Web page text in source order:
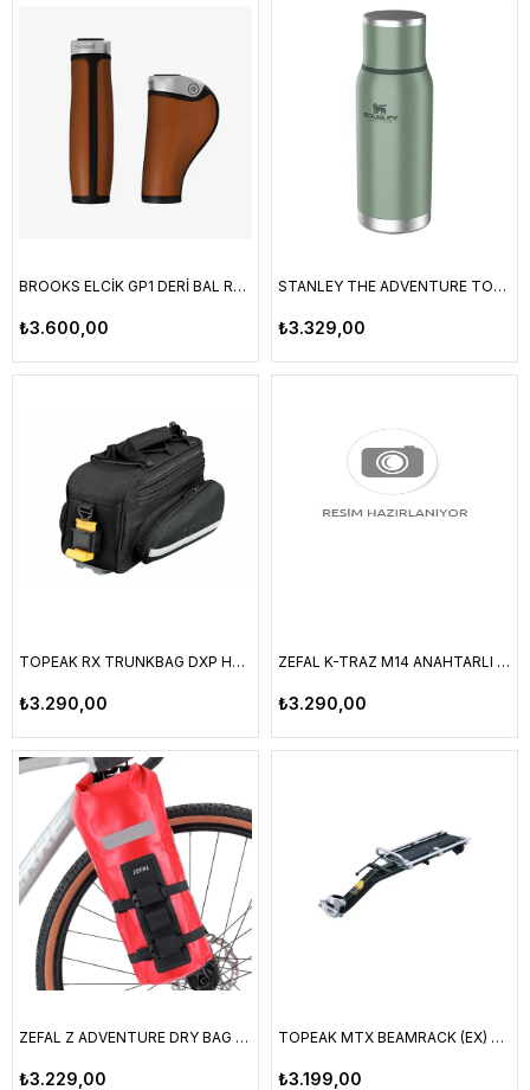
BROOKS ELCİK GP1 DERİ BAL RENGİ 130X100MM
₺3.600,00
STANLEY THE ADVENTURE TO-GO BOTTLE 0.75L / 25 OZ HAMMERTONE GREEN
₺3.329,00
TOPEAK RX TRUNKBAG DXP HEYBE OLABİLİR ÇANTA (7,3 L / 445Cİ) - TT9637B
₺3.290,00
ZEFAL K-TRAZ M14 ANAHTARLI KİLİT
₺3.290,00
ZEFAL Z ADVENTURE DRY BAG 6L ÇANTA
₺3.229,00
TOPEAK MTX BEAMRACK (EX) KIZAKLI ARKA BAGAJ A TİPİ (MTX UYUMLU) - TA2096A
₺3.199,00